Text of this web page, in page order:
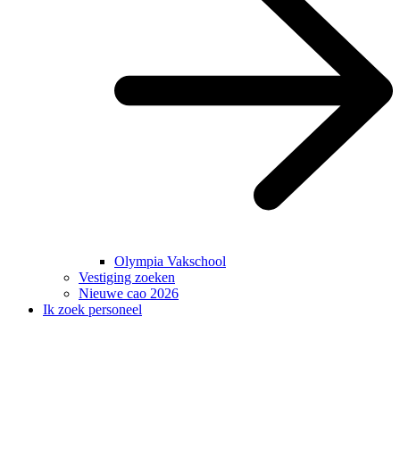
Olympia Vakschool
Vestiging zoeken
Nieuwe cao 2026
Ik zoek personeel